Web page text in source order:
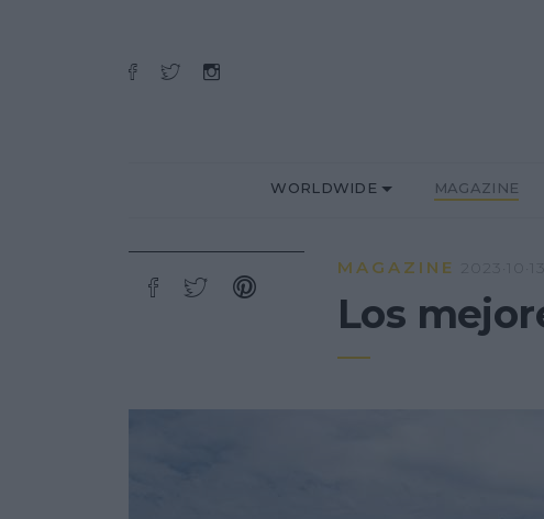
WORLDWIDE MAGAZINE
MAGAZINE 2023·10·13
Los